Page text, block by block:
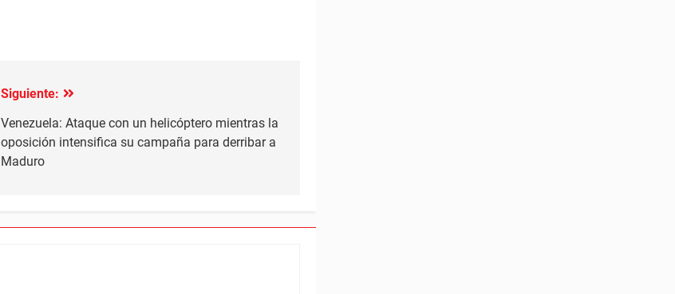
Siguiente:
Venezuela: Ataque con un helicóptero mientras la
oposición intensifica su campaña para derribar a
Maduro